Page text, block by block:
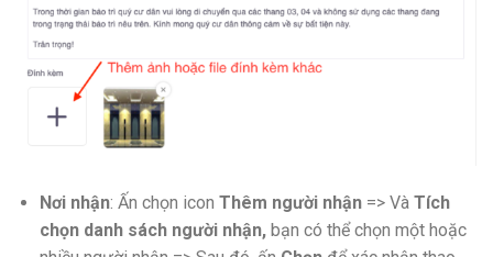
Nơi nhận: Ấn chọn icon Thêm người nhận => Và Tích
chọn danh sách người nhận,bạn có thể chọn một hoặc